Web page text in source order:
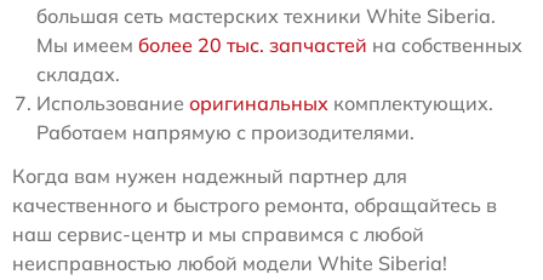
большая сеть мастерских техники White Siberia.
Мы имеем более 20 тыс. запчастей на собственных
складах.
Использование оригинальных комплектующих.
Работаем напрямую с произодителями.
Когда вам нужен надежный партнер для
качественного и быстрого ремонта, обращайтесь в
наш сервис-центр и мы справимся с любой
неисправностью любой модели White Siberia!